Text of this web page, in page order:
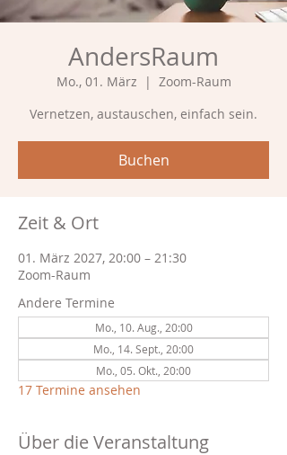
AndersRaum
Mo., 01. März
  |
Zoom-Raum
Vernetzen, austauschen, einfach sein.
Buchen
Zeit & Ort
01. März 2027, 20:00 – 21:30
Zoom-Raum
Andere Termine
Mo., 10. Aug., 20:00
Mo., 14. Sept., 20:00
Mo., 05. Okt., 20:00
17 Termine ansehen
Über die Veranstaltung